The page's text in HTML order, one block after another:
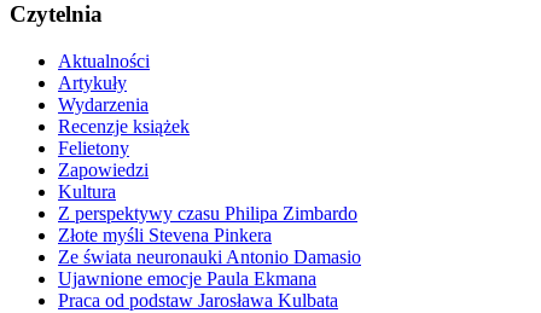
Czytelnia
Aktualności
Artykuły
Wydarzenia
Recenzje książek
Felietony
Zapowiedzi
Kultura
Z perspektywy czasu Philipa Zimbardo
Złote myśli Stevena Pinkera
Ze świata neuronauki Antonio Damasio
Ujawnione emocje Paula Ekmana
Praca od podstaw Jarosława Kulbata